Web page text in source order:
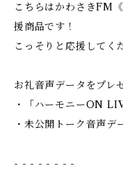
こちらはかわさきFM
援商品です！
こっそりと応援してく
お礼音声データをプレ
・「ハーモニーON
・未公開トーク音声
- - - - - - - -